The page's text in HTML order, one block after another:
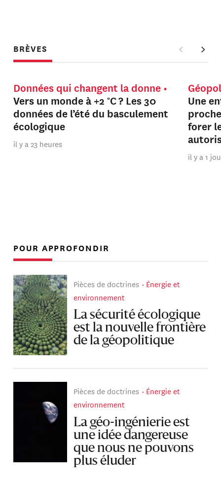
BRÈVES
Données qui changent la donne
Vers un monde à +2 °C ? Les 30
données de l’été du basculement
écologique
il y a 23 heures
Une
forer
il y a 1
POUR APPROFONDIR
Pièces de doctrines
Énergie et
environnement
La sécurité écologique
est la nouvelle frontière
de la géopolitique
Pièces de doctrines
Énergie et
environnement
La géo-ingénierie est
une idée dangereuse
que nous ne pouvons
plus éluder